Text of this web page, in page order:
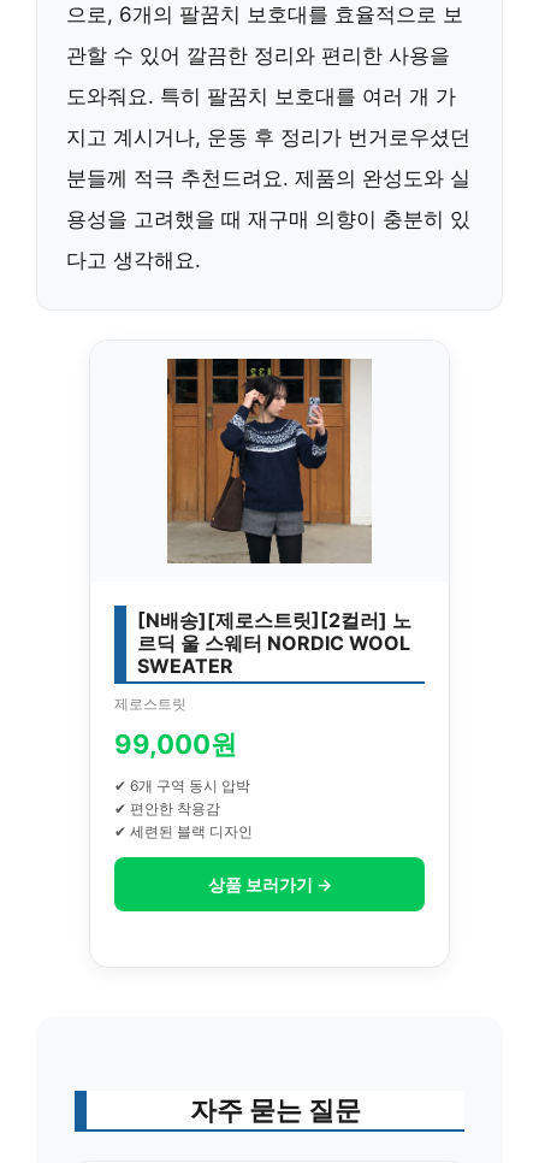
으로, 6개의 팔꿈치 보호대를 효율적으로 보
관할 수 있어 깔끔한 정리와 편리한 사용을
도와줘요. 특히 팔꿈치 보호대를 여러 개 가
지고 계시거나, 운동 후 정리가 번거로우셨던
분들께 적극 추천드려요. 제품의 완성도와 실
용성을 고려했을 때 재구매 의향이 충분히 있
다고 생각해요.
[N배송][제로스트릿][2컬러] 노
르딕 울 스웨터 NORDIC WOOL
SWEATER
제로스트릿
99,000원
✔ 6개 구역 동시 압박
✔ 편안한 착용감
✔ 세련된 블랙 디자인
상품 보러가기 →
자주 묻는 질문